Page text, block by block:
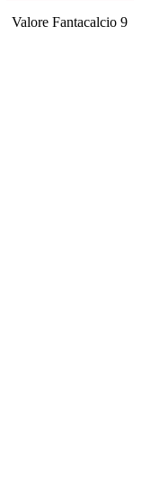
Valore Fantacalcio 9